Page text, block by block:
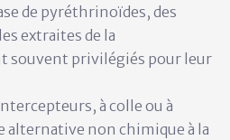
de pyréthrinoïdes, des
extraites de la
souvent privilégiés pour leur
à colle ou à
alternative non chimique à la